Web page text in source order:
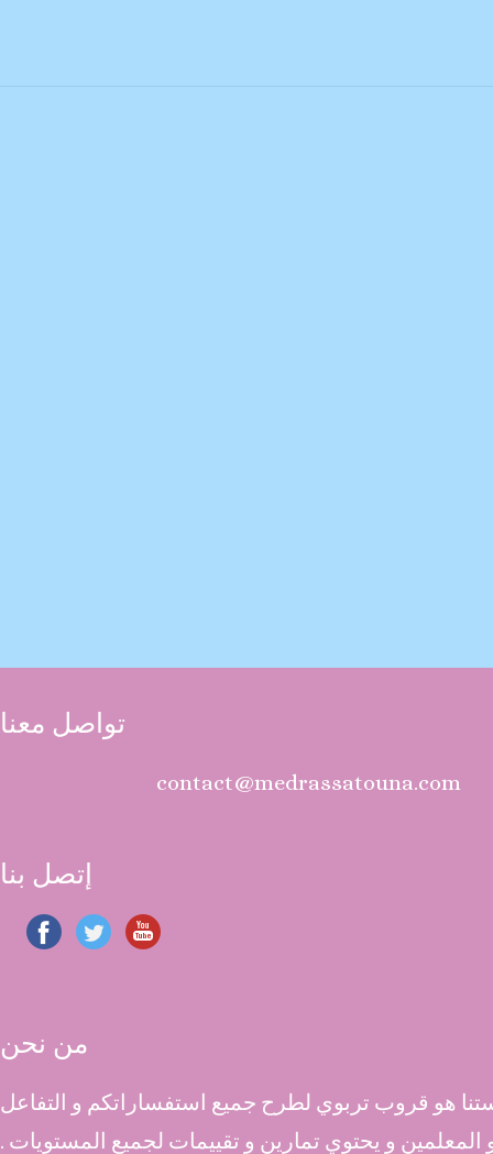
تواصل معنا
contact@medrassatouna.com
إتصل بنا
من نحن
هو قروب تربوي لطرح جميع استفساراتكم و التفاعل
و المعلمين و يحتوي تمارين و تقييمات لجميع المستويات .